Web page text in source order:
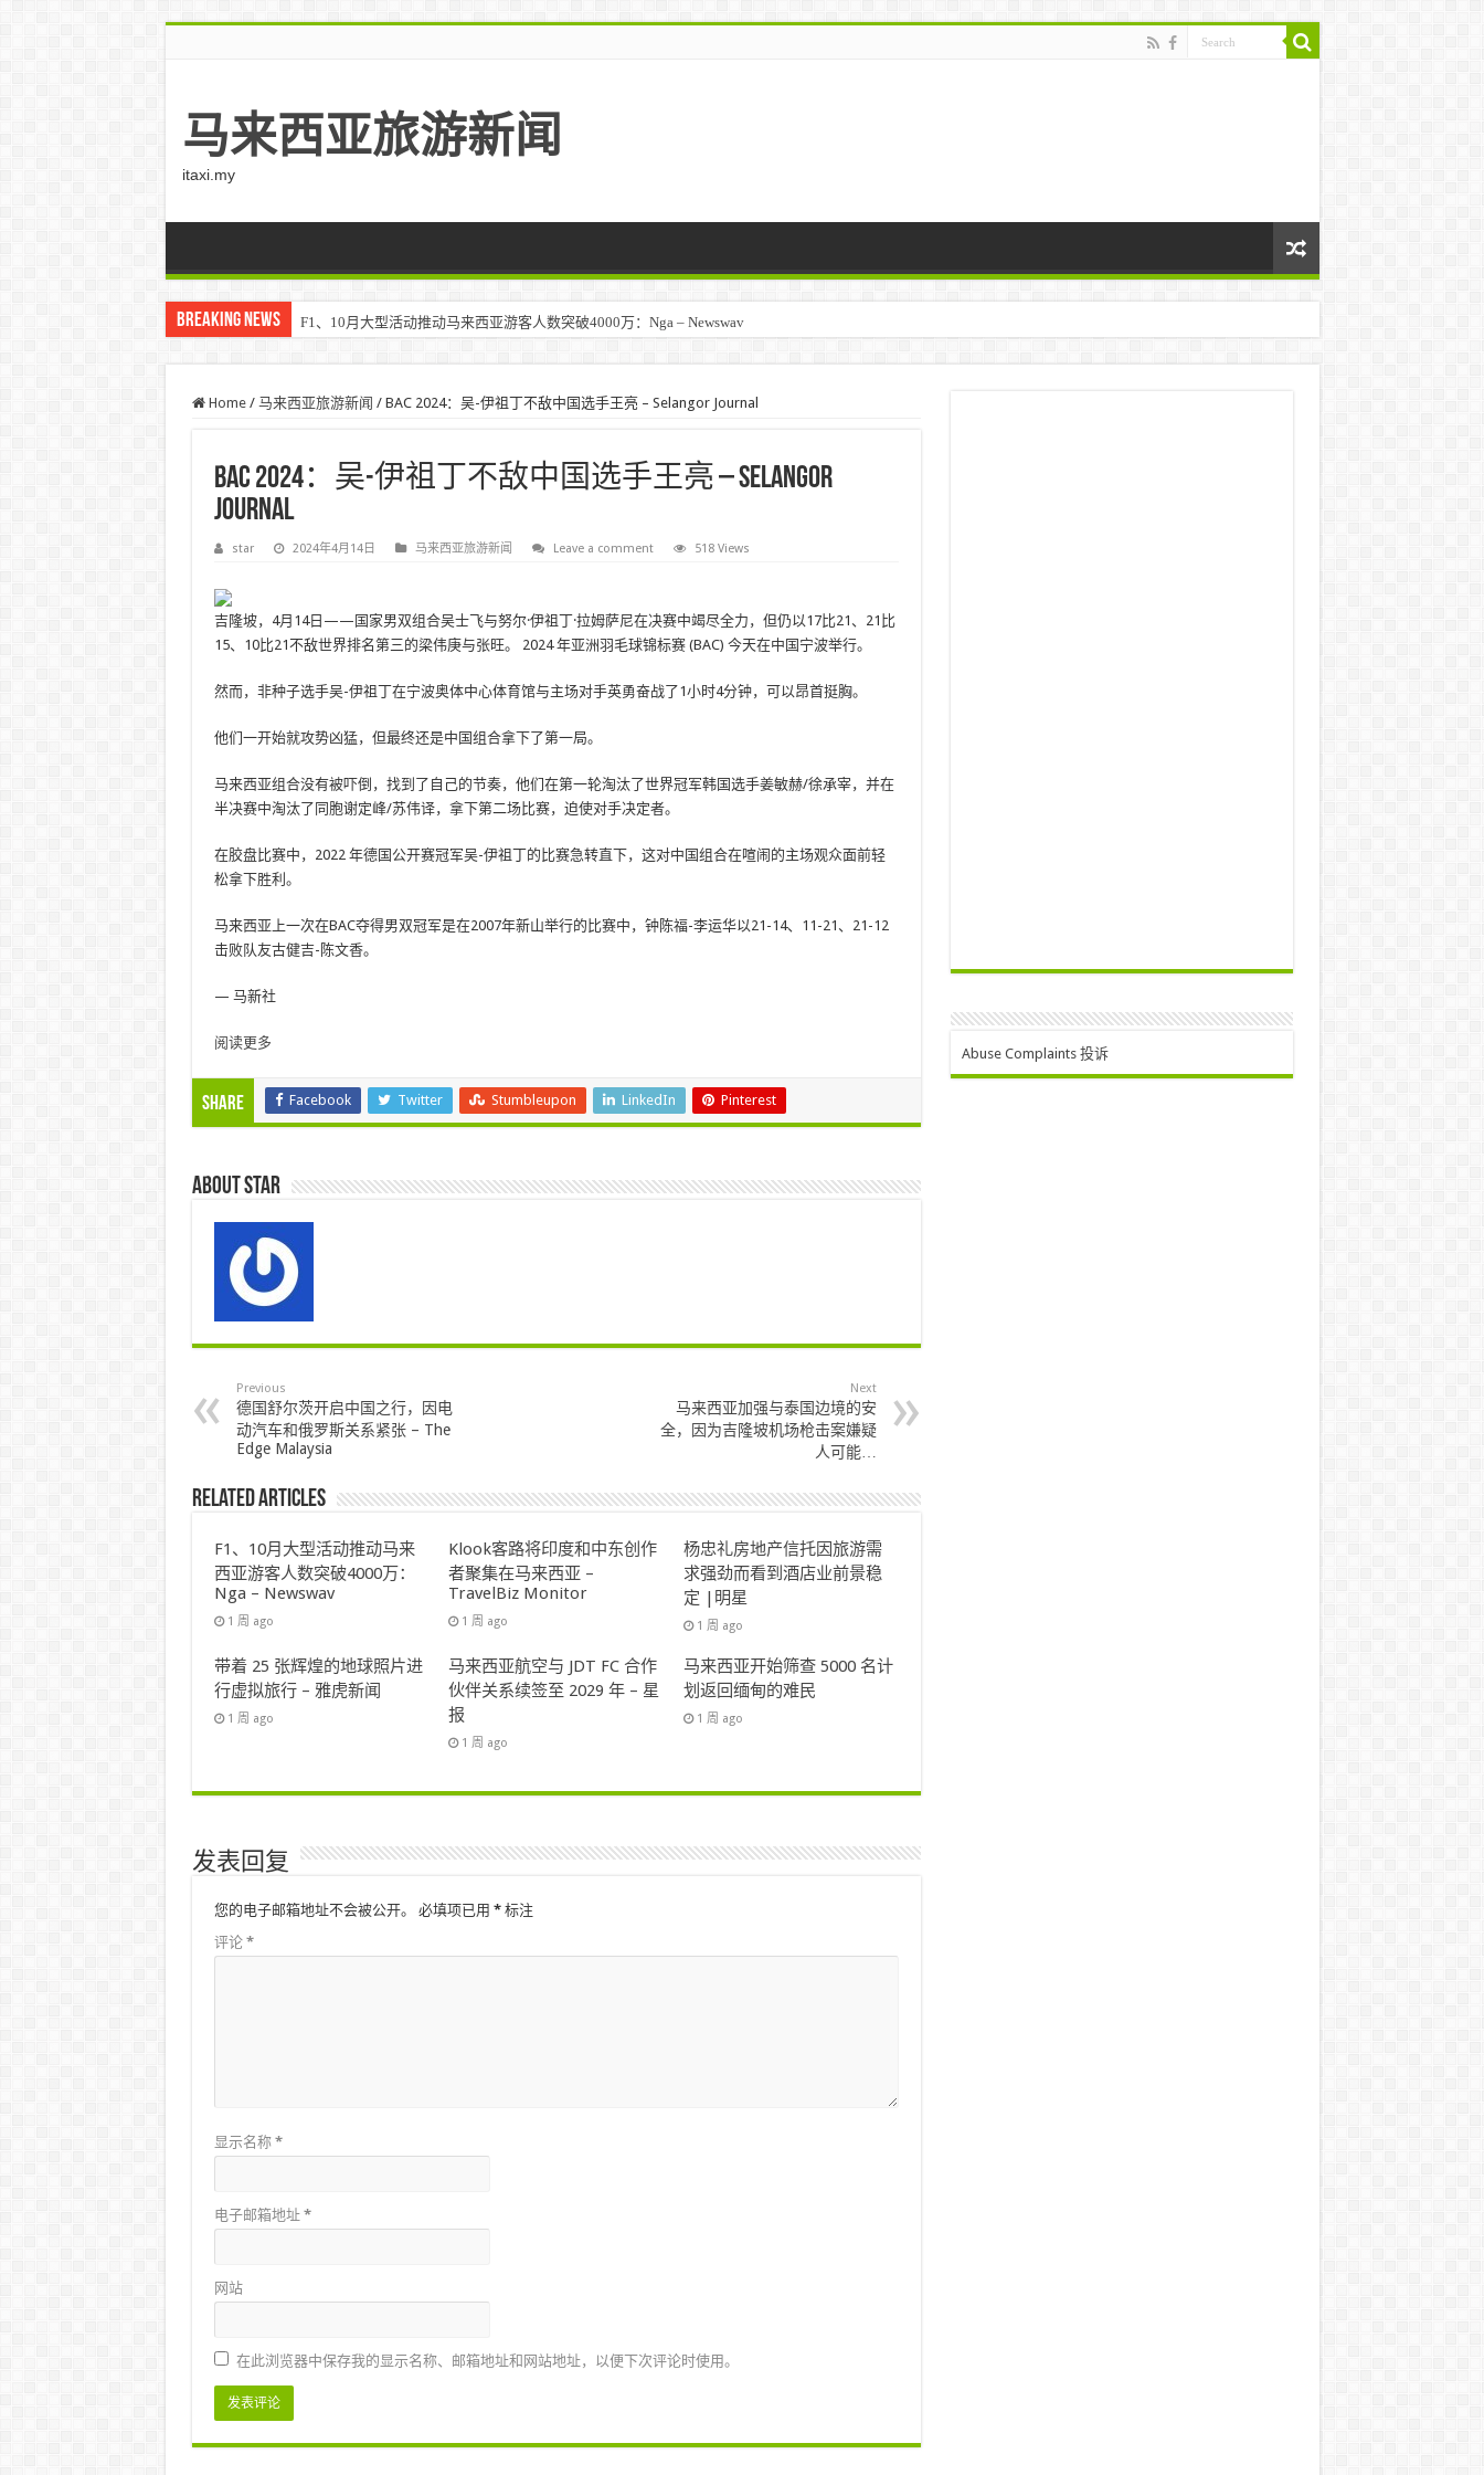
马来西亚旅游新闻
itaxi.my
Breaking News F1、10月大型活动推动马来西亚游客人数突破4000万：Nga – Newswav
Home / 马来西亚旅游新闻 / BAC 2024：吴-伊祖丁不敌中国选手王亮 – Selangor Journal
BAC 2024：吴-伊祖丁不敌中国选手王亮 – Selangor
Journal
star 2024年4月14日 马来西亚旅游新闻 Leave a comment 518 Views
吉隆坡，4月14日——国家男双组合吴士飞与努尔·伊祖丁·拉姆萨尼在决赛中竭尽全力，但仍以17比21、21比
15、10比21不敌世界排名第三的梁伟庚与张旺。 2024 年亚洲羽毛球锦标赛 (BAC) 今天在中国宁波举行。
然而，非种子选手吴-伊祖丁在宁波奥体中心体育馆与主场对手英勇奋战了1小时4分钟，可以昂首挺胸。
他们一开始就攻势凶猛，但最终还是中国组合拿下了第一局。
马来西亚组合没有被吓倒，找到了自己的节奏，他们在第一轮淘汰了世界冠军韩国选手姜敏赫/徐承宰，并在
半决赛中淘汰了同胞谢定峰/苏伟译，拿下第二场比赛，迫使对手决定者。
在胶盘比赛中，2022 年德国公开赛冠军吴-伊祖丁的比赛急转直下，这对中国组合在喧闹的主场观众面前轻
松拿下胜利。
马来西亚上一次在BAC夺得男双冠军是在2007年新山举行的比赛中，钟陈福-李运华以21-14、11-21、21-12
击败队友古健吉-陈文香。
— 马新社
阅读更多
Share Facebook Twitter Stumbleupon LinkedIn Pinterest
About star
Previous
德国舒尔茨开启中国之行，因电
动汽车和俄罗斯关系紧张 – The
Edge Malaysia
Next
马来西亚加强与泰国边境的安
全，因为吉隆坡机场枪击案嫌疑
人可能…
Related Articles
F1、10月大型活动推动马来
西亚游客人数突破4000万：
Nga – Newswav
1 周 ago
Klook客路将印度和中东创作
者聚集在马来西亚 –
TravelBiz Monitor
1 周 ago
杨忠礼房地产信托因旅游需
求强劲而看到酒店业前景稳
定 |明星
1 周 ago
带着 25 张辉煌的地球照片进
行虚拟旅行 – 雅虎新闻
1 周 ago
马来西亚航空与 JDT FC 合作
伙伴关系续签至 2029 年 – 星
报
1 周 ago
马来西亚开始筛查 5000 名计
划返回缅甸的难民
1 周 ago
发表回复
您的电子邮箱地址不会被公开。 必填项已用 *标注
评论 *
显示名称 *
电子邮箱地址 *
网站
在此浏览器中保存我的显示名称、邮箱地址和网站地址，以便下次评论时使用。
Abuse Complaints 投诉